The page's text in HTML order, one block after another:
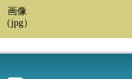
画像
（jpg）